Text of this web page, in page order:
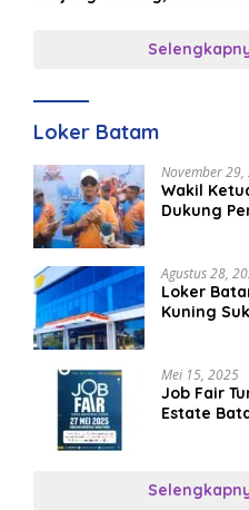
Loker Batam
November
Wakil
Dukung
Agustus 28,
Loker
Kuning
Mei 15, 2025
Job Fair
Estate